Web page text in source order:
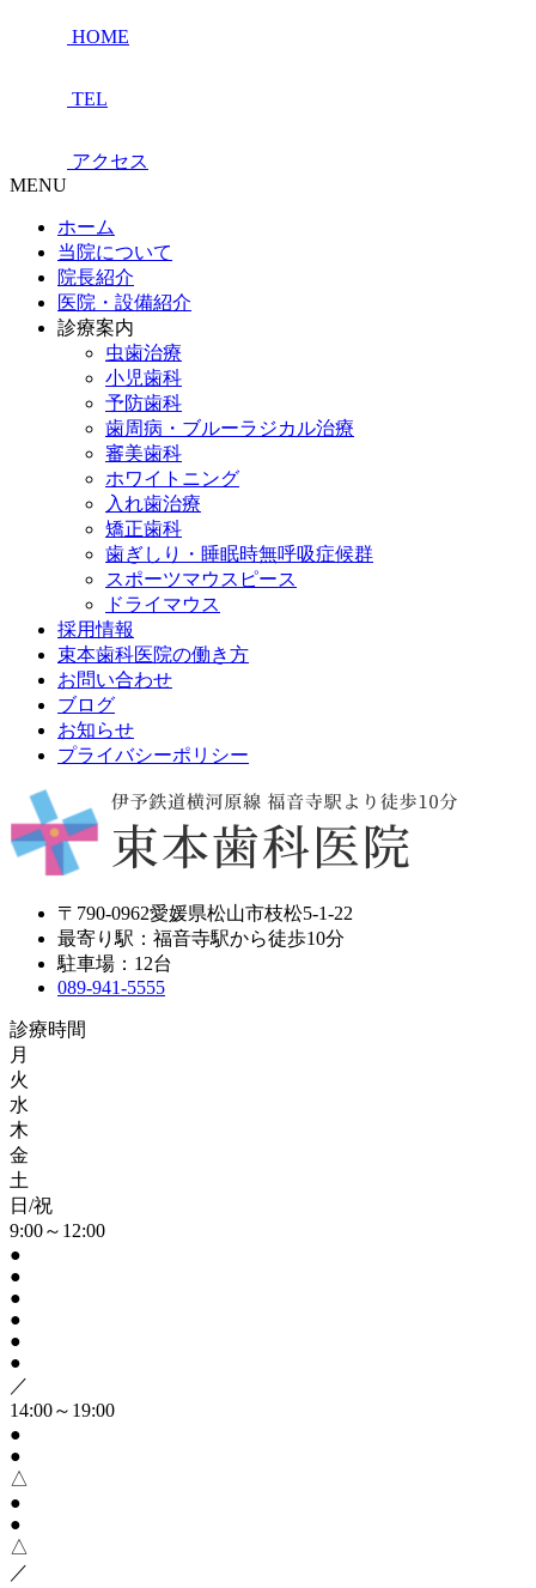
HOME
TEL
アクセス
MENU
ホーム
当院について
院長紹介
医院・設備紹介
診療案内
虫歯治療
小児歯科
予防歯科
歯周病・ブルーラジカル治療
審美歯科
ホワイトニング
入れ歯治療
矯正歯科
歯ぎしり・睡眠時無呼吸症候群
スポーツマウスピース
ドライマウス
採用情報
束本歯科医院の働き方
お問い合わせ
ブログ
お知らせ
プライバシーポリシー
〒790-0962愛媛県松山市枝松5-1-22
最寄り駅：福音寺駅から徒歩10分
駐車場：12台
089-941-5555
診療時間
月
火
水
木
金
土
日/祝
9:00～12:00
●
●
●
●
●
●
／
14:00～19:00
●
●
△
●
●
△
／